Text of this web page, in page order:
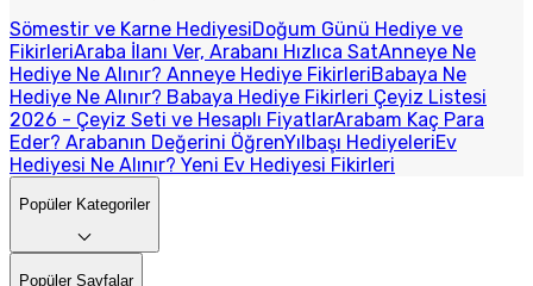
Sömestir ve Karne HediyesiDoğum Günü Hediye ve
FikirleriAraba İlanı Ver, Arabanı Hızlıca SatAnneye Ne
Hediye Ne Alınır? Anneye Hediye FikirleriBabaya Ne
Hediye Ne Alınır? Babaya Hediye Fikirleri Çeyiz Listesi
2026 - Çeyiz Seti ve Hesaplı FiyatlarArabam Kaç Para
Eder? Arabanın Değerini ÖğrenYılbaşı HediyeleriEv
Hediyesi Ne Alınır? Yeni Ev Hediyesi Fikirleri
Popüler Kategoriler
Popüler Sayfalar